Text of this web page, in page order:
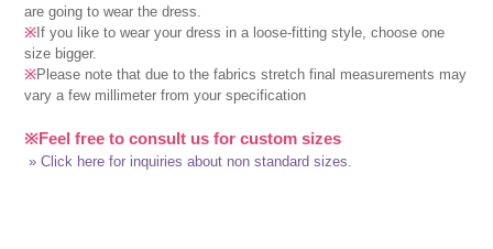
are going to wear the dress.
※ If you like to wear your dress in a loose-fitting style, choose one
size bigger.
※Please note that due to the fabrics stretch final measurements may
vary a few millimeter from your specification
※Feel free to consult us for custom sizes
» Click here for inquiries about non standard sizes.